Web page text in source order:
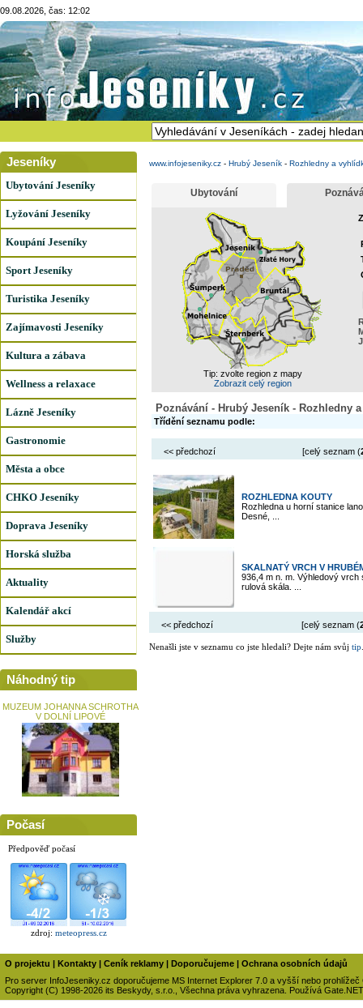
09.08.2026, čas: 12:02
Jeseníky
Ubytování Jeseníky
Lyžování Jeseníky
Koupání Jeseníky
Sport Jeseníky
Turistika Jeseníky
Zajímavosti Jeseníky
Kultura a zábava
Wellness a relaxace
Lázně Jeseníky
Gastronomie
Města a obce
CHKO Jeseníky
Doprava Jeseníky
Horská služba
Aktuality
Kalendář akcí
Služby
Náhodný tip
MUZEUM JOHANNA SCHROTHA
V DOLNÍ LIPOVÉ
Počasí
Předpověď počasí
zdroj: meteopress.cz
www.infojeseniky.cz - Hrubý Jeseník - Rozhledny a
Ubytování
Tip: zvolte region z mapy
Zobrazit celý region
Poznávání - Hrubý Jeseník - Rozhledny
Třídění seznamu podle:
<< předchozí [celý seznam (
ROZHLEDNA KOUTY
Rozhledna u horní stanice
Desné, ...
SKALNATÝ VRCH V
936,4 m n. m. Výhledový
rulová skála. ...
<< předchozí [celý seznam (
Nenašli jste v seznamu co jste hledali? Dejte nám svůj tip
O projektu | Kontakty | Ceník reklamy | Doporučujeme | Ochrana osobních údajů
Pro server InfoJeseniky.cz doporučujeme MS Internet Explorer 7.0 a vyšší nebo prohlížeč
Copyright (C) 1998-2026 its Beskydy, s.r.o., Všechna práva vyhrazena. Používá